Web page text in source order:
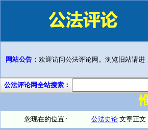
网站公告： 欢迎访问公法评论网。浏览旧站请进
公法评论网全站搜索：
您现在的位置 : 公法史论 文章正文